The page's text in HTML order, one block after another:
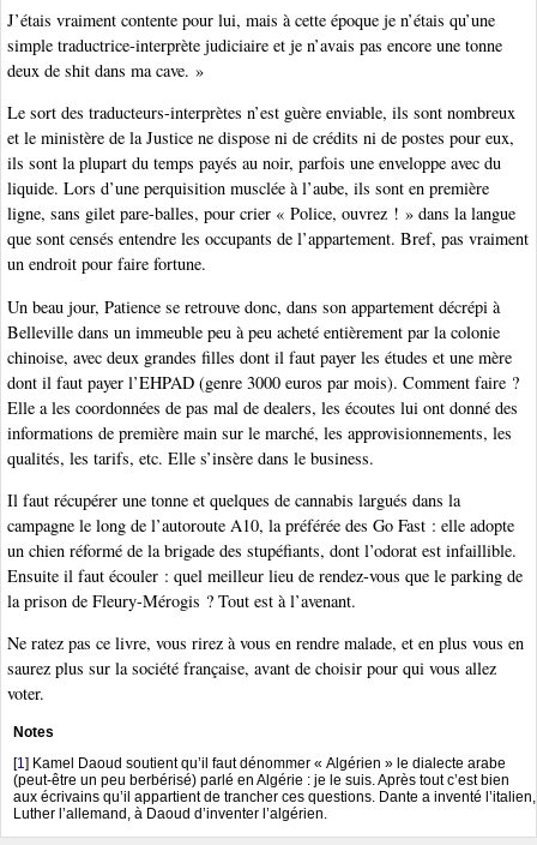
J’étais vraiment contente pour lui, mais à cette époque je n’étais qu’une
simple traductrice-interprète judiciaire et je n’avais pas encore une tonne
deux de shit dans ma cave. »
Le sort des traducteurs-interprètes n’est guère enviable, ils sont nombreux
et le ministère de la Justice ne dispose ni de crédits ni de postes pour eux,
ils sont la plupart du temps payés au noir, parfois une enveloppe avec du
liquide. Lors d’une perquisition musclée à l’aube, ils sont en première
ligne, sans gilet pare-balles, pour crier « Police, ouvrez ! » dans la langue
que sont censés entendre les occupants de l’appartement. Bref, pas vraiment
un endroit pour faire fortune.
Un beau jour, Patience se retrouve donc, dans son appartement décrépi à
Belleville dans un immeuble peu à peu acheté entièrement par la colonie
chinoise, avec deux grandes filles dont il faut payer les études et une mère
dont il faut payer l’EHPAD (genre 3000 euros par mois). Comment faire ?
Elle a les coordonnées de pas mal de dealers, les écoutes lui ont donné des
informations de première main sur le marché, les approvisionnements, les
qualités, les tarifs, etc. Elle s’insère dans le business.
Il faut récupérer une tonne et quelques de cannabis largués dans la
campagne le long de l’autoroute A10, la préférée des Go Fast : elle adopte
un chien réformé de la brigade des stupéfiants, dont l’odorat est infaillible.
Ensuite il faut écouler : quel meilleur lieu de rendez-vous que le parking de
la prison de Fleury-Mérogis ? Tout est à l’avenant.
Ne ratez pas ce livre, vous rirez à vous en rendre malade, et en plus vous en
saurez plus sur la société française, avant de choisir pour qui vous allez
voter.
Notes
[1 ] Kamel Daoud soutient qu’il faut dénommer « Algérien » le dialecte arabe
(peut-être un peu berbérisé) parlé en Algérie : je le suis. Après tout c’est bien
aux écrivains qu’il appartient de trancher ces questions. Dante a inventé l’italien,
Luther l’allemand, à Daoud d’inventer l’algérien.